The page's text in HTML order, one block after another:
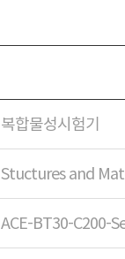
복합물성시험기
Stuctures and
ACE-BT30-C200-